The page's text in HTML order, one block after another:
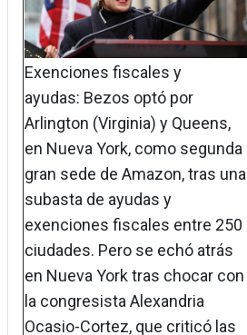
Exenciones fiscales y
ayudas: Bezos optó por
Arlington (Virginia) y Queens,
en Nueva York, como segunda
gran sede de Amazon, tras una
subasta de ayudas y
exenciones fiscales entre 250
ciudades. Pero se echó atrás
en Nueva York tras chocar con
la congresista Alexandria
Ocasio-Cortez, que criticó las